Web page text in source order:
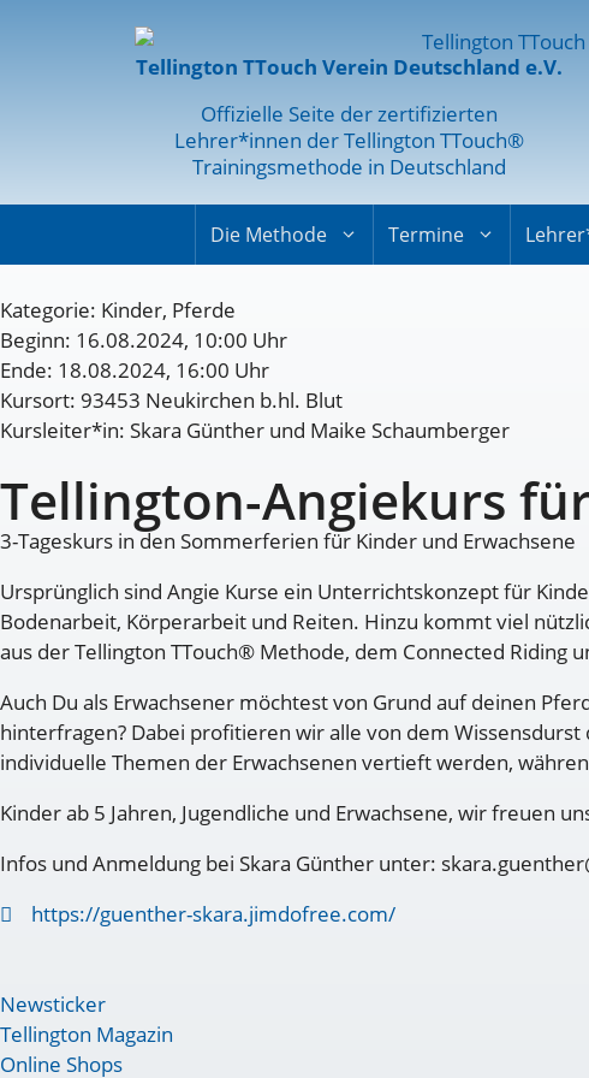
Tellington TTouch Verein Deutschland e.V.
Offizielle Seite der zertifizierten
Lehrer*innen der Tellington TTouch®
Trainingsmethode in Deutschland
Die Methode Termine
Kategorie: Kinder, Pferde
Beginn: 16.08.2024, 10:00 Uhr
Ende: 18.08.2024, 16:00 Uhr
Kursort: 93453 Neukirchen b.hl. Blut
Kursleiter*in: Skara Günther und Maike Schaumberger
Tellington-Angiekurs
3-Tageskurs in den Sommerferien für Kinder und Erwachsene
Ursprünglich sind Angie Kurse ein Unterrichtskonzept für
Bodenarbeit, Körperarbeit und Reiten. Hinzu kommt viel
aus der Tellington TTouch® Methode, dem Connected Riding
Auch Du als Erwachsener möchtest von Grund auf deinen
hinterfragen? Dabei profitieren wir alle von dem
individuelle Themen der Erwachsenen vertieft werden,
Kinder ab 5 Jahren, Jugendliche und Erwachsene, wir freuen
Infos und Anmeldung bei Skara Günther unter:
https://guenther-skara.jimdofree.com/
Newsticker
Tellington Magazin
Online Shops